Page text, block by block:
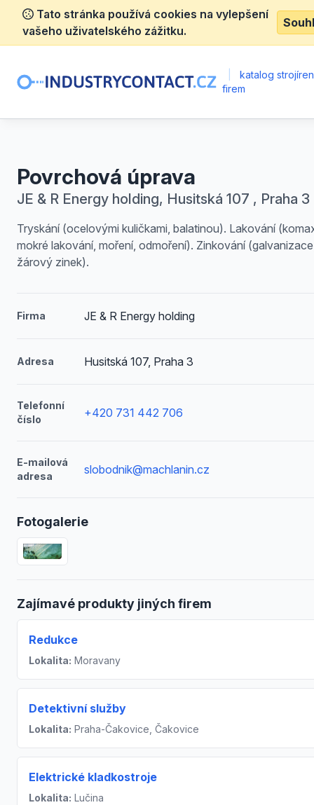
Tato stránka používá cookies na vylepšení
vašeho uživatelského zážitku.
katalog
firem
Povrchová úprava
JE & R Energy holding, Husitská 107 , Praha 3
Tryskání (ocelovými kuličkami, balatinou). Lakování
mokré lakování, moření, odmoření). Zinkování
žárový zinek).
Firma JE & R Energy holding
Adresa Husitská 107, Praha 3
Telefonní
číslo
+420 731 442 706
E-mailová
adresa
slobodnik@machlanin.cz
Fotogalerie
Zajímavé produkty jiných firem
Redukce
Lokalita: Moravany
Detektivní služby
Lokalita: Praha-Čakovice, Čakovice
Elektrické kladkostroje
Lokalita: Lučina